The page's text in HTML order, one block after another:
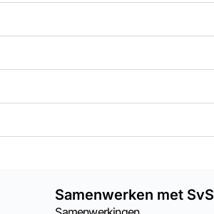
Samenwerken met SvS